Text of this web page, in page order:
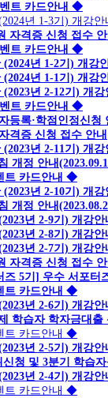
트 카드안내 ◆
년 1-3기) 개강안
자격증 신청 접수
트 카드안내 ◆
년 1-2기) 개강
년 1-1기) 개강
년 2-12기) 개강
트 카드안내 ◆
등록·학점인정신청
격증 신청 접수 안내
년 2-11기) 개강
개정 안내
트 카드안내 ◆
년 2-10기) 개강
개정 안내
년 2-9기) 개강안
년 2-8기) 개강안
년 2-7기) 개강안
자격증 신청 접수
5기] 우수 서포터
트 카드안내 ◆
년 2-6기) 개강안
학습자 학자금대출
트 카드안내 ◆
년 2-5기) 개강안
청 및 3분기 학습
년 2-4기) 개강안
트 카드안내 ◆